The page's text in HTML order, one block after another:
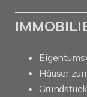
Häuser